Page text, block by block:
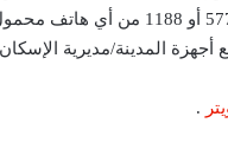
المدينة/مديرية
.